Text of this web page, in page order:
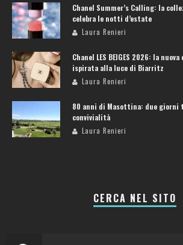
Chanel Summer’s Calling: la
celebra le notti d’estate
Laura Renieri
Chanel LES BEIGES 2026: la
ispirata alla luce di Biarritz
Laura Renieri
80 anni di Masottina: due giorni
convivialità
Laura Renieri
CERCA NEL SITO